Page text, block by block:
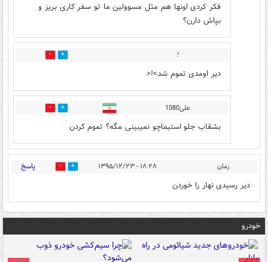
فکر کردی اونها هم مثل مسوولین ما تو سفر کاری بریز و
بپاش دارن؟
!
0
دیر اومدی تموم شد>!<
علی1080 0
بشقاب جلو استیماچو نمیبینی مگه؟ تموم کردن
زمان ۱۸:۲۸ - ۱۳۹۵/۱۲/۲۳ 0 پاسخ
دیر رسیدی نهار را خوردن
خودرو